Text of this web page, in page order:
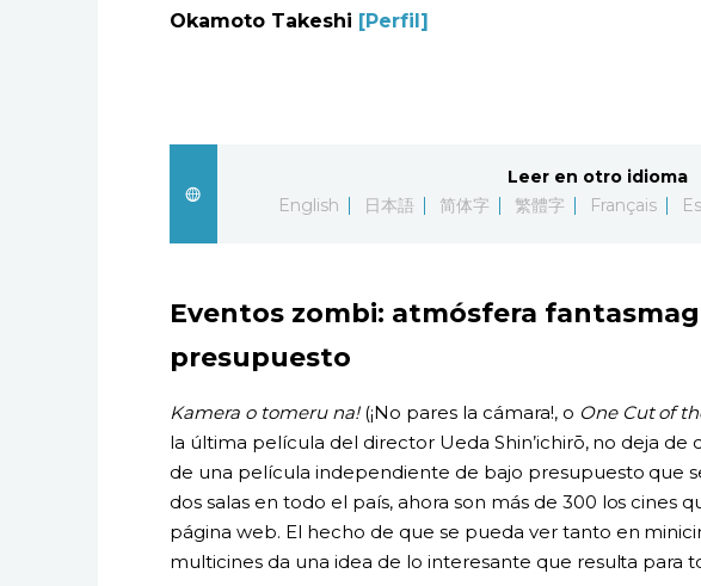
Okamoto Takeshi [Perfil]
Leer en otro idioma
English
日本語 简体字 繁體字 Français
Eventos zombi: atmósfera
presupuesto
Kamera o tomeru na!(¡No pares la cámara!, o One Cut of
la última película del director Ueda Shin’ichirō, no deja de
de una película independiente de bajo presupuesto que
dos salas en todo el país, ahora son más de 300 los cines
página web. El hecho de que se pueda ver tanto en
multicines da una idea de lo interesante que resulta para